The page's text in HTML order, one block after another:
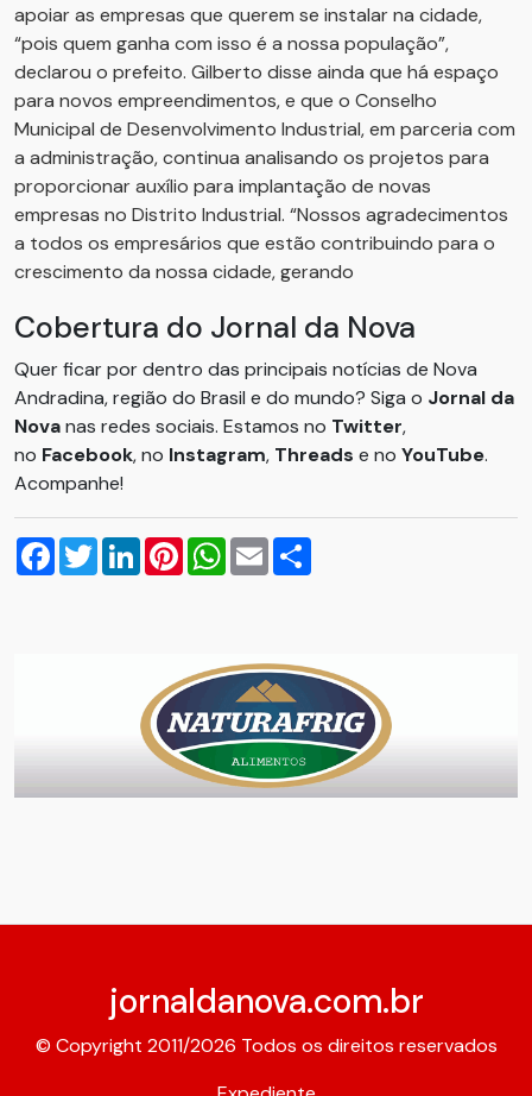
apoiar as empresas que querem se instalar na cidade,
“pois quem ganha com isso é a nossa população”,
declarou o prefeito. Gilberto disse ainda que há espaço
para novos empreendimentos, e que o Conselho
Municipal de Desenvolvimento Industrial, em parceria com
a administração, continua analisando os projetos para
proporcionar auxílio para implantação de novas
empresas no Distrito Industrial. “Nossos agradecimentos
a todos os empresários que estão contribuindo para o
crescimento da nossa cidade, gerando
Cobertura do Jornal da Nova
Quer ficar por dentro das principais notícias de Nova
Andradina, região do Brasil e do mundo? Siga o Jornal da
Novanas redes sociais. Estamos no Twitter,
no Facebook, no Instagram, Threads e no YouTube.
Acompanhe!
Facebook
TwitterLinkedInPinterestWhatsApp
Email
jornaldanova.com.br
© Copyright 2011/2026 Todos os direitos reservados